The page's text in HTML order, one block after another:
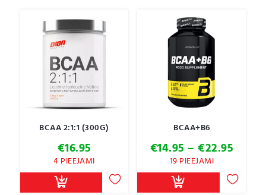
BCAA 2:1:1 (300G)
€16.95
4 PIEEJAMI
BCAA+B6
€14.95 – €22.95
19 PIEEJAMI